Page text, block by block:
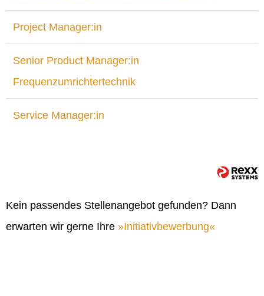
Project Manager:in
Senior Product Manager:in
Frequenzumrichtertechnik
Service Manager:in
Kein passendes Stellenangebot gefunden? Dann
erwarten wir gerne Ihre
Initiativbewerbung